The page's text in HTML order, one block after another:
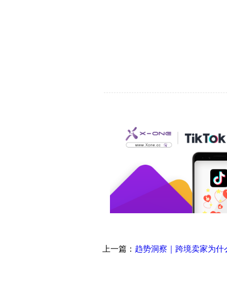
上一篇：